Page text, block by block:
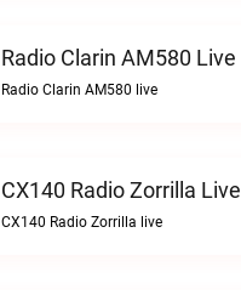
Radio Clarin AM580 Live
Radio Clarin AM580 live
CX140 Radio Zorrilla Live
CX140 Radio Zorrilla live